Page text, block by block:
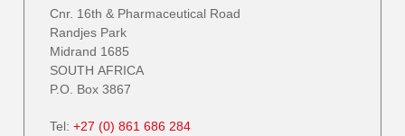
Cnr. 16th & Pharmaceutical Road
Randjes Park
Midrand 1685
SOUTH AFRICA
P.O. Box 3867
Tel: +27 (0) 861 686 284